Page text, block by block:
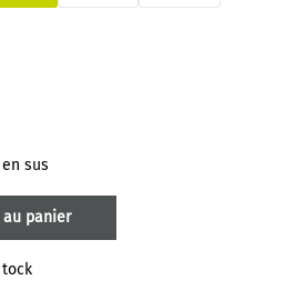
sus
: Entrez la quantité
panier